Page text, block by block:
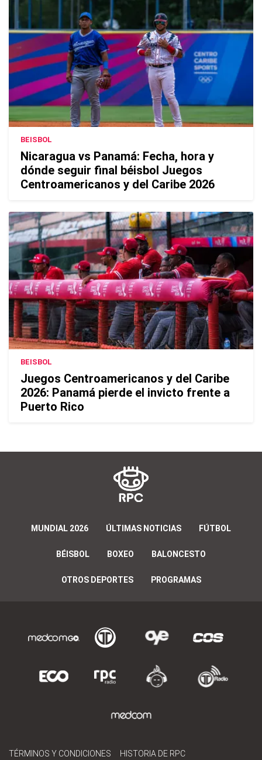
BEISBOL
Nicaragua vs Panamá: Fecha, hora y
dónde seguir final béisbol Juegos
Centroamericanos y del Caribe 2026
BEISBOL
Juegos Centroamericanos y del Caribe
2026: Panamá pierde el invicto frente a
Puerto Rico
MUNDIAL 2026 ÚLTIMAS NOTICIAS FÚTBOL
BÉISBOL BOXEO BALONCESTO
OTROS DEPORTES PROGRAMAS
TÉRMINOS Y CONDICIONES HISTORIA DE RPC